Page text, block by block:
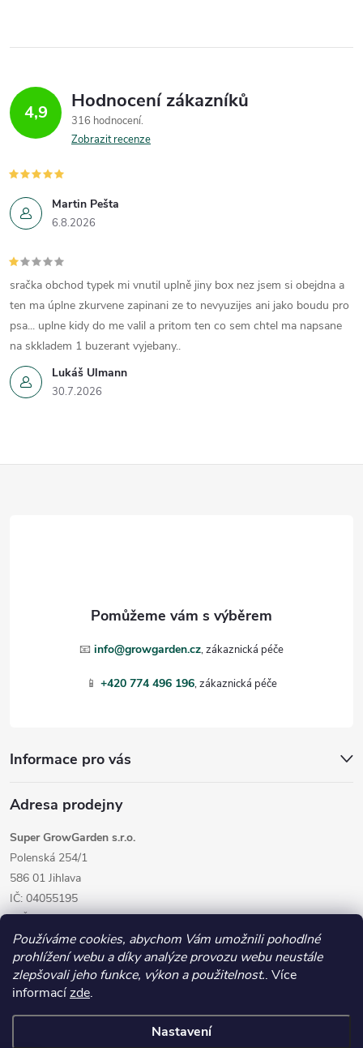
Používáme cookies, abychom Vám umožnili pohodlné
prohlížení webu a díky analýze provozu webu neustále
zlepšovali jeho funkce, výkon a použitelnost.. Více
informacízde.
Nastavení
4,9 Hodnocení zákazníků
316 hodnocení
Zobrazit recenze
Martin Pešta
6.8.2026
Lukáš Ulmann
30.7.2026
sračka obchod typek mi vnutil uplně jiny box nez jsem si obejdna a
ten ma úplne zkurvene zapinani ze to nevyuzijes ani jako boudu pro
psa... uplne kidy do me valil a pritom ten co sem chtel ma napsane
na skkladem 1 buzerant vyjebany..
📧 info@growgarden.cz
📱 +420 774 496 196
Informace pro vás
Adresa prodejny
Super GrowGarden s.r.o.
Polenská 254/1
586 01 Jihlava
IČ: 04055195
DIČ: CZ04055195